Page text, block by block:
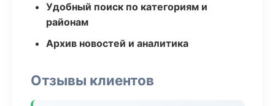
Удобный поиск по категориям и
районам
Архив новостей и аналитика
Отзывы клиентов